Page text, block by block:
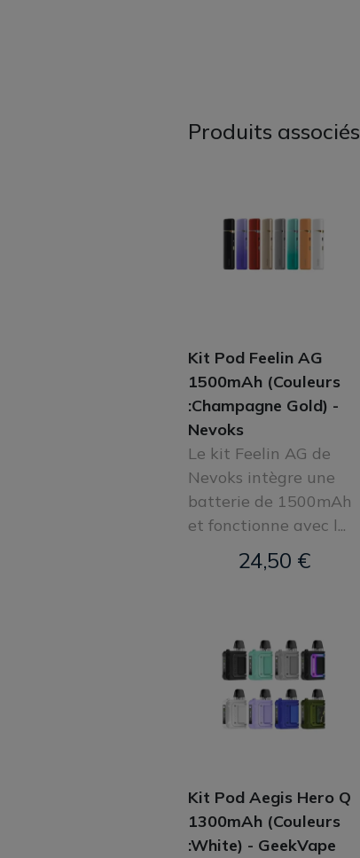
Produits associés
Kit Pod Feelin AG
1500mAh (Couleurs
:Champagne Gold) -
Nevoks
Le kit Feelin AG de
Nevoks intègre une
batterie de 1500mAh
et fonctionne avec l...
24,50 €
Kit Pod Aegis Hero Q
1300mAh (Couleurs
:White) - GeekVape